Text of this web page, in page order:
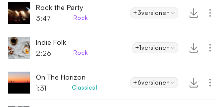
Rock the Party
3:47
Rock
+3versionen
Indie Folk
2:26
Rock
+1versionen
On The Horizon
1:31
Classical
+6versionen